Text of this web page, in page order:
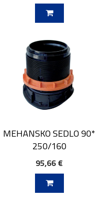
MEHANSKO SEDLO 90*
250/160
95,66 €